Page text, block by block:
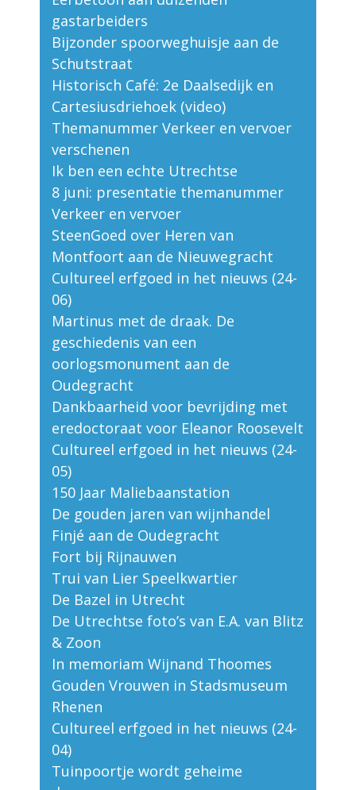
gastarbeiders
Bijzonder spoorweghuisje aan de
Schutstraat
Historisch Café: 2e Daalsedijk en
Cartesiusdriehoek (video)
Themanummer Verkeer en vervoer
verschenen
Ik ben een echte Utrechtse
8 juni: presentatie themanummer
Verkeer en vervoer
SteenGoed over Heren van
Montfoort aan de Nieuwegracht
Cultureel erfgoed in het nieuws (24-
06)
Martinus met de draak. De
geschiedenis van een
oorlogsmonument aan de
Oudegracht
Dankbaarheid voor bevrijding met
eredoctoraat voor Eleanor Roosevelt
Cultureel erfgoed in het nieuws (24-
05)
150 Jaar Maliebaanstation
De gouden jaren van wijnhandel
Finjé aan de Oudegracht
Fort bij Rijnauwen
Trui van Lier Speelkwartier
De Bazel in Utrecht
De Utrechtse foto’s van E.A. van Blitz
& Zoon
In memoriam Wijnand Thoomes
Gouden Vrouwen in Stadsmuseum
Rhenen
Cultureel erfgoed in het nieuws (24-
04)
Tuinpoortje wordt geheime